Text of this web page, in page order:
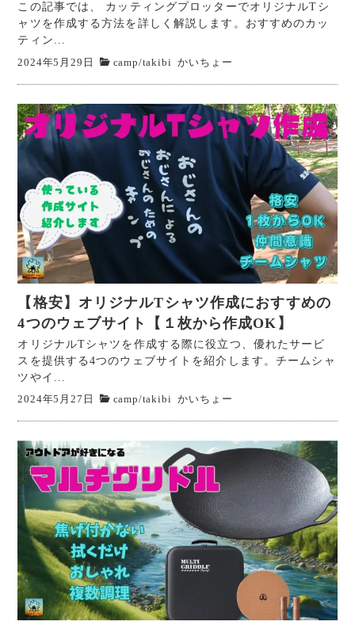
この記事では、 カッティングプロッターでオリジナルTシ
ャツを作成する方法を詳しく解説します。おすすめのカッ
ティン...
2024年5月29日 camp/takibi かいちょー
【格安】オリジナルTシャツ作成におすすめの
4つのウェブサイト【１枚から作成OK】
オリジナルTシャツを作成する際に役立つ、優れたサービ
スを提供する4つのウェブサイトを紹介します。チームシャ
ツやイ...
2024年5月27日 camp/takibi かいちょー